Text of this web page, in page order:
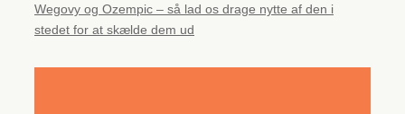
Wegovy og Ozempic – så lad os drage nytte af den i
stedet for at skælde dem ud